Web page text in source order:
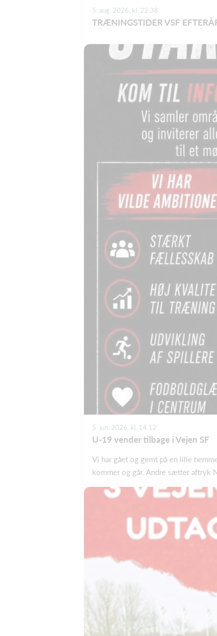
5. aug. 2026, kl. 22.38
TRÆNINGSTIDER VSF
5. jun. 2026, kl. 14.12
U-19 vender tilbage i Vejen SF
Vi har gået og gemt på en lille
kommer og går. Andre sætter aftryk